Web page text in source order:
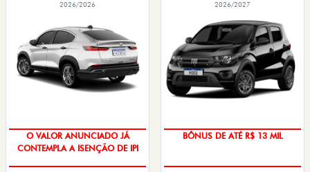
2026/2026
O VALOR ANUNCIADO JÁ
CONTEMPLA A ISENÇÃO DE IPI
2026/2027
BÔNUS DE ATÉ R$ 13 MIL